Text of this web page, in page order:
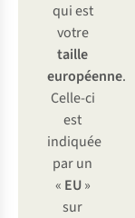
qui est
votre
taille
européenne.
Celle-ci
est
indiquée
par un
« EU»
sur